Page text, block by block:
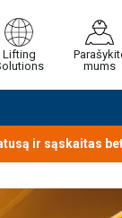
Lifting
mums
Tęsti
ir sąskaitas